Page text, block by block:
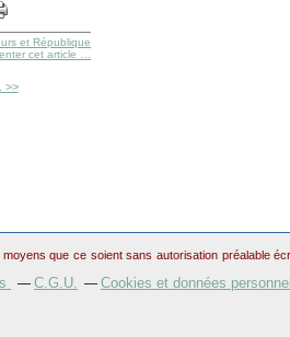
et République
cet article
>>
que ce soient sans autorisation préalable
C.G.U. Cookies et données